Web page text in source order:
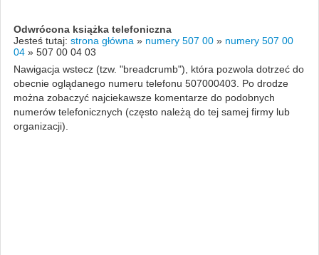
Odwrócona książka telefoniczna
Jesteś tutaj: strona główna » numery 507 00 » numery 507 00
04 » 507 00 04 03
Nawigacja wstecz (tzw. "breadcrumb"), która pozwola dotrzeć do
obecnie oglądanego numeru telefonu 507000403. Po drodze
można zobaczyć najciekawsze komentarze do podobnych
numerów telefonicznych (często należą do tej samej firmy lub
organizacji).